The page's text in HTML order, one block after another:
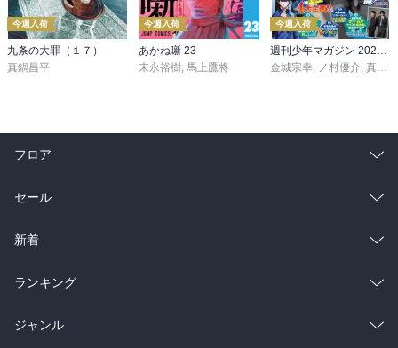
今週入荷
九条の大罪（１７）
真鍋昌平
今週入荷
あかね噺 23
末永裕樹, 馬上鷹将
今週入荷
週刊少年マガジン 2026年36・37号[2026年8月5日発売]
金城宗幸, ノ村優介, 真島ヒロ
フロア
総合
ラノベ
雑誌・グラビア
BL・TL
セール
総合
ラノベ
雑誌・グラビア
新着
総合
ラノベ
ランキング
総合
ジャンル